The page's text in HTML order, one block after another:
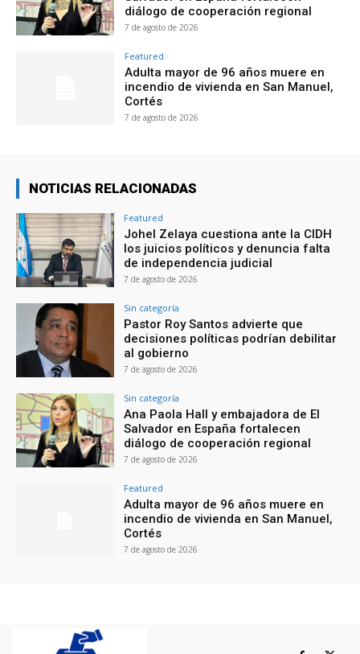
diálogo de cooperación regional
7 de agosto de 2026
Featured
Adulta mayor de 96 años muere en
incendio de vivienda en San Manuel,
Cortés
7 de agosto de 2026
NOTICIAS RELACIONADAS
Featured
Johel Zelaya cuestiona ante la CIDH
los juicios políticos y denuncia falta
de independencia judicial
7 de agosto de 2026
Sin categoría
Pastor Roy Santos advierte que
decisiones políticas podrían debilitar
al gobierno
7 de agosto de 2026
Sin categoría
Ana Paola Hall y embajadora de El
Salvador en España fortalecen
diálogo de cooperación regional
7 de agosto de 2026
Featured
Adulta mayor de 96 años muere en
incendio de vivienda en San Manuel,
Cortés
7 de agosto de 2026